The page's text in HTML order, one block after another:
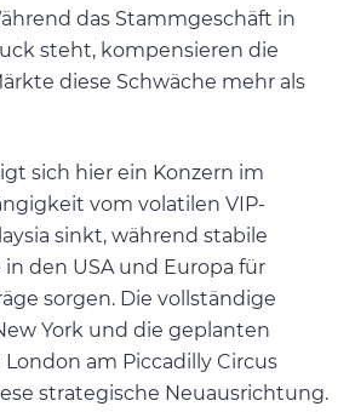
das Stammgeschäft in
steht, kompensieren die
diese Schwäche mehr als
sich hier ein Konzern im
vom volatilen VIP-
sinkt, während stabile
den USA und Europa für
sorgen. Die vollständige
York und die geplanten
am Piccadilly Circus
strategische Neuausrichtung.